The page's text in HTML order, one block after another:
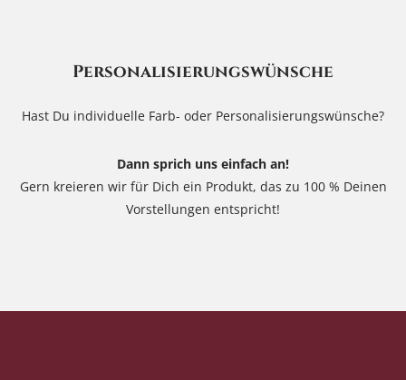
Personalisierungswünsche
Hast Du individuelle Farb- oder Personalisierungswünsche?
Dann sprich uns einfach an!
Gern kreieren wir für Dich ein Produkt, das zu 100 % Deinen
Vorstellungen entspricht!